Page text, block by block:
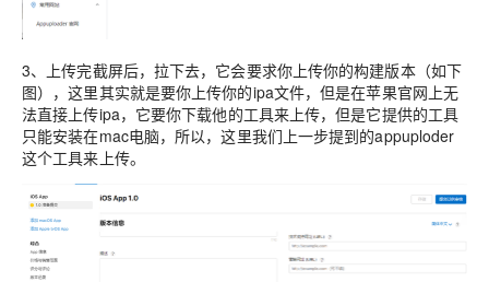
3、上传完截屏后，拉下去，它会要求你上传你的构建版本（如下
图），这里其实就是要你上传你的ipa文件，但是在苹果官网上无
法直接上传ipa，它要你下载他的工具来上传，但是它提供的工具
只能安装在mac电脑，所以，这里我们上一步提到的appuploder
这个工具来上传。